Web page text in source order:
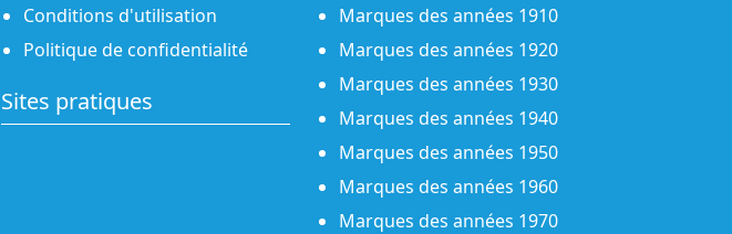
Conditions d'utilisation
Politique de confidentialité
Sites pratiques
Marques des années 1910
Marques des années 1920
Marques des années 1930
Marques des années 1940
Marques des années 1950
Marques des années 1960
Marques des années 1970